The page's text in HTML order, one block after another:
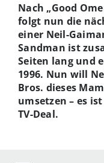
Nach „Good
folgt nun die
einer Neil-
Sandman ist
Seiten lang und
1996. Nun will
Bros. dieses
umsetzen – es
TV-Deal.